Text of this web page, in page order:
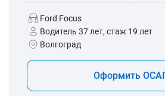
Ford Focus
Водитель 37 лет, стаж 19 лет
Волгоград
Оформить